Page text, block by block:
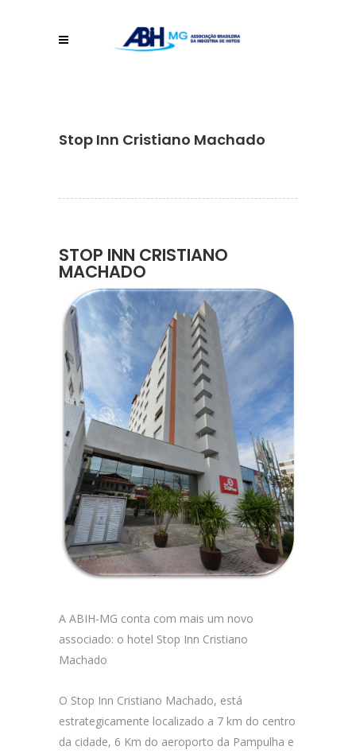
Stop Inn Cristiano Machado
STOP INN CRISTIANO
MACHADO
A ABIH-MG conta com mais um novo
associado: o hotel Stop Inn Cristiano
Machado
O Stop Inn Cristiano Machado, está
estrategicamente localizado a 7 km do centro
da cidade, 6 Km do aeroporto da Pampulha e